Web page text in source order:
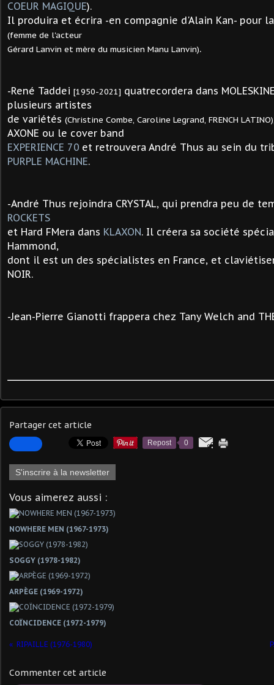
COEUR MAGIQUE).
Il produira et écrira -en compagnie d'Alain Kan- pour
(femme de l'acteur
Gérard Lanvin et mère du musicien Manu Lanvin).
-René Taddei [1950-2021] quatrecordera dans
plusieurs artistes
de variétés (Christine Combe, Caroline Legrand, FRENCH
AXONE ou le cover band
EXPERIENCE 70 et retrouvera André Thus au sein du
PURPLE MACHINE.
-André Thus rejoindra CRYSTAL, qui prendra peu de
ROCKETS
et Hard FMera dans KLAXON. Il créera sa société
Hammond,
dont il est un des spécialistes en France, et
NOIR.
-Jean-Pierre Gianotti frappera chez Tany Welch and THE
Partager cet article
Repost 0
S'inscrire à la newsletter
Vous aimerez aussi :
NOWHERE MEN (1967-1973)
SOGGY (1978-1982)
ARPÈGE (1969-1972)
COÏNCIDENCE (1972-1979)
RIPAILLE (1976-1980)
Commenter cet article